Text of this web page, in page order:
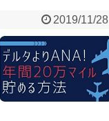
2019/11/28